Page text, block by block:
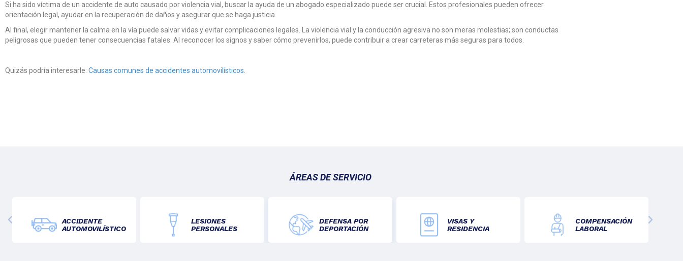
Si ha sido víctima de un accidente de auto causado por violencia vial, buscar la ayuda de un abogado especializado puede ser crucial. Estos profesionales pueden ofrecer
orientación legal, ayudar en la recuperación de daños y asegurar que se haga justicia.
Al final, elegir mantener la calma en la vía puede salvar vidas y evitar complicaciones legales. La violencia vial y la conducción agresiva no son meras molestias; son conductas
peligrosas que pueden tener consecuencias fatales. Al reconocer los signos y saber cómo prevenirlos, puede contribuir a crear carreteras más seguras para todos.
Quizás podría interesarle: Causas comunes de accidentes automovilísticos.
ÁREAS DE SERVICIO
ACCIDENTE
AUTOMOVILÍSTICO
LESIONES
PERSONALES
DEFENSA POR
DEPORTACIÓN
VISAS Y
RESIDENCIA
COMPENSACIÓN
LABORAL